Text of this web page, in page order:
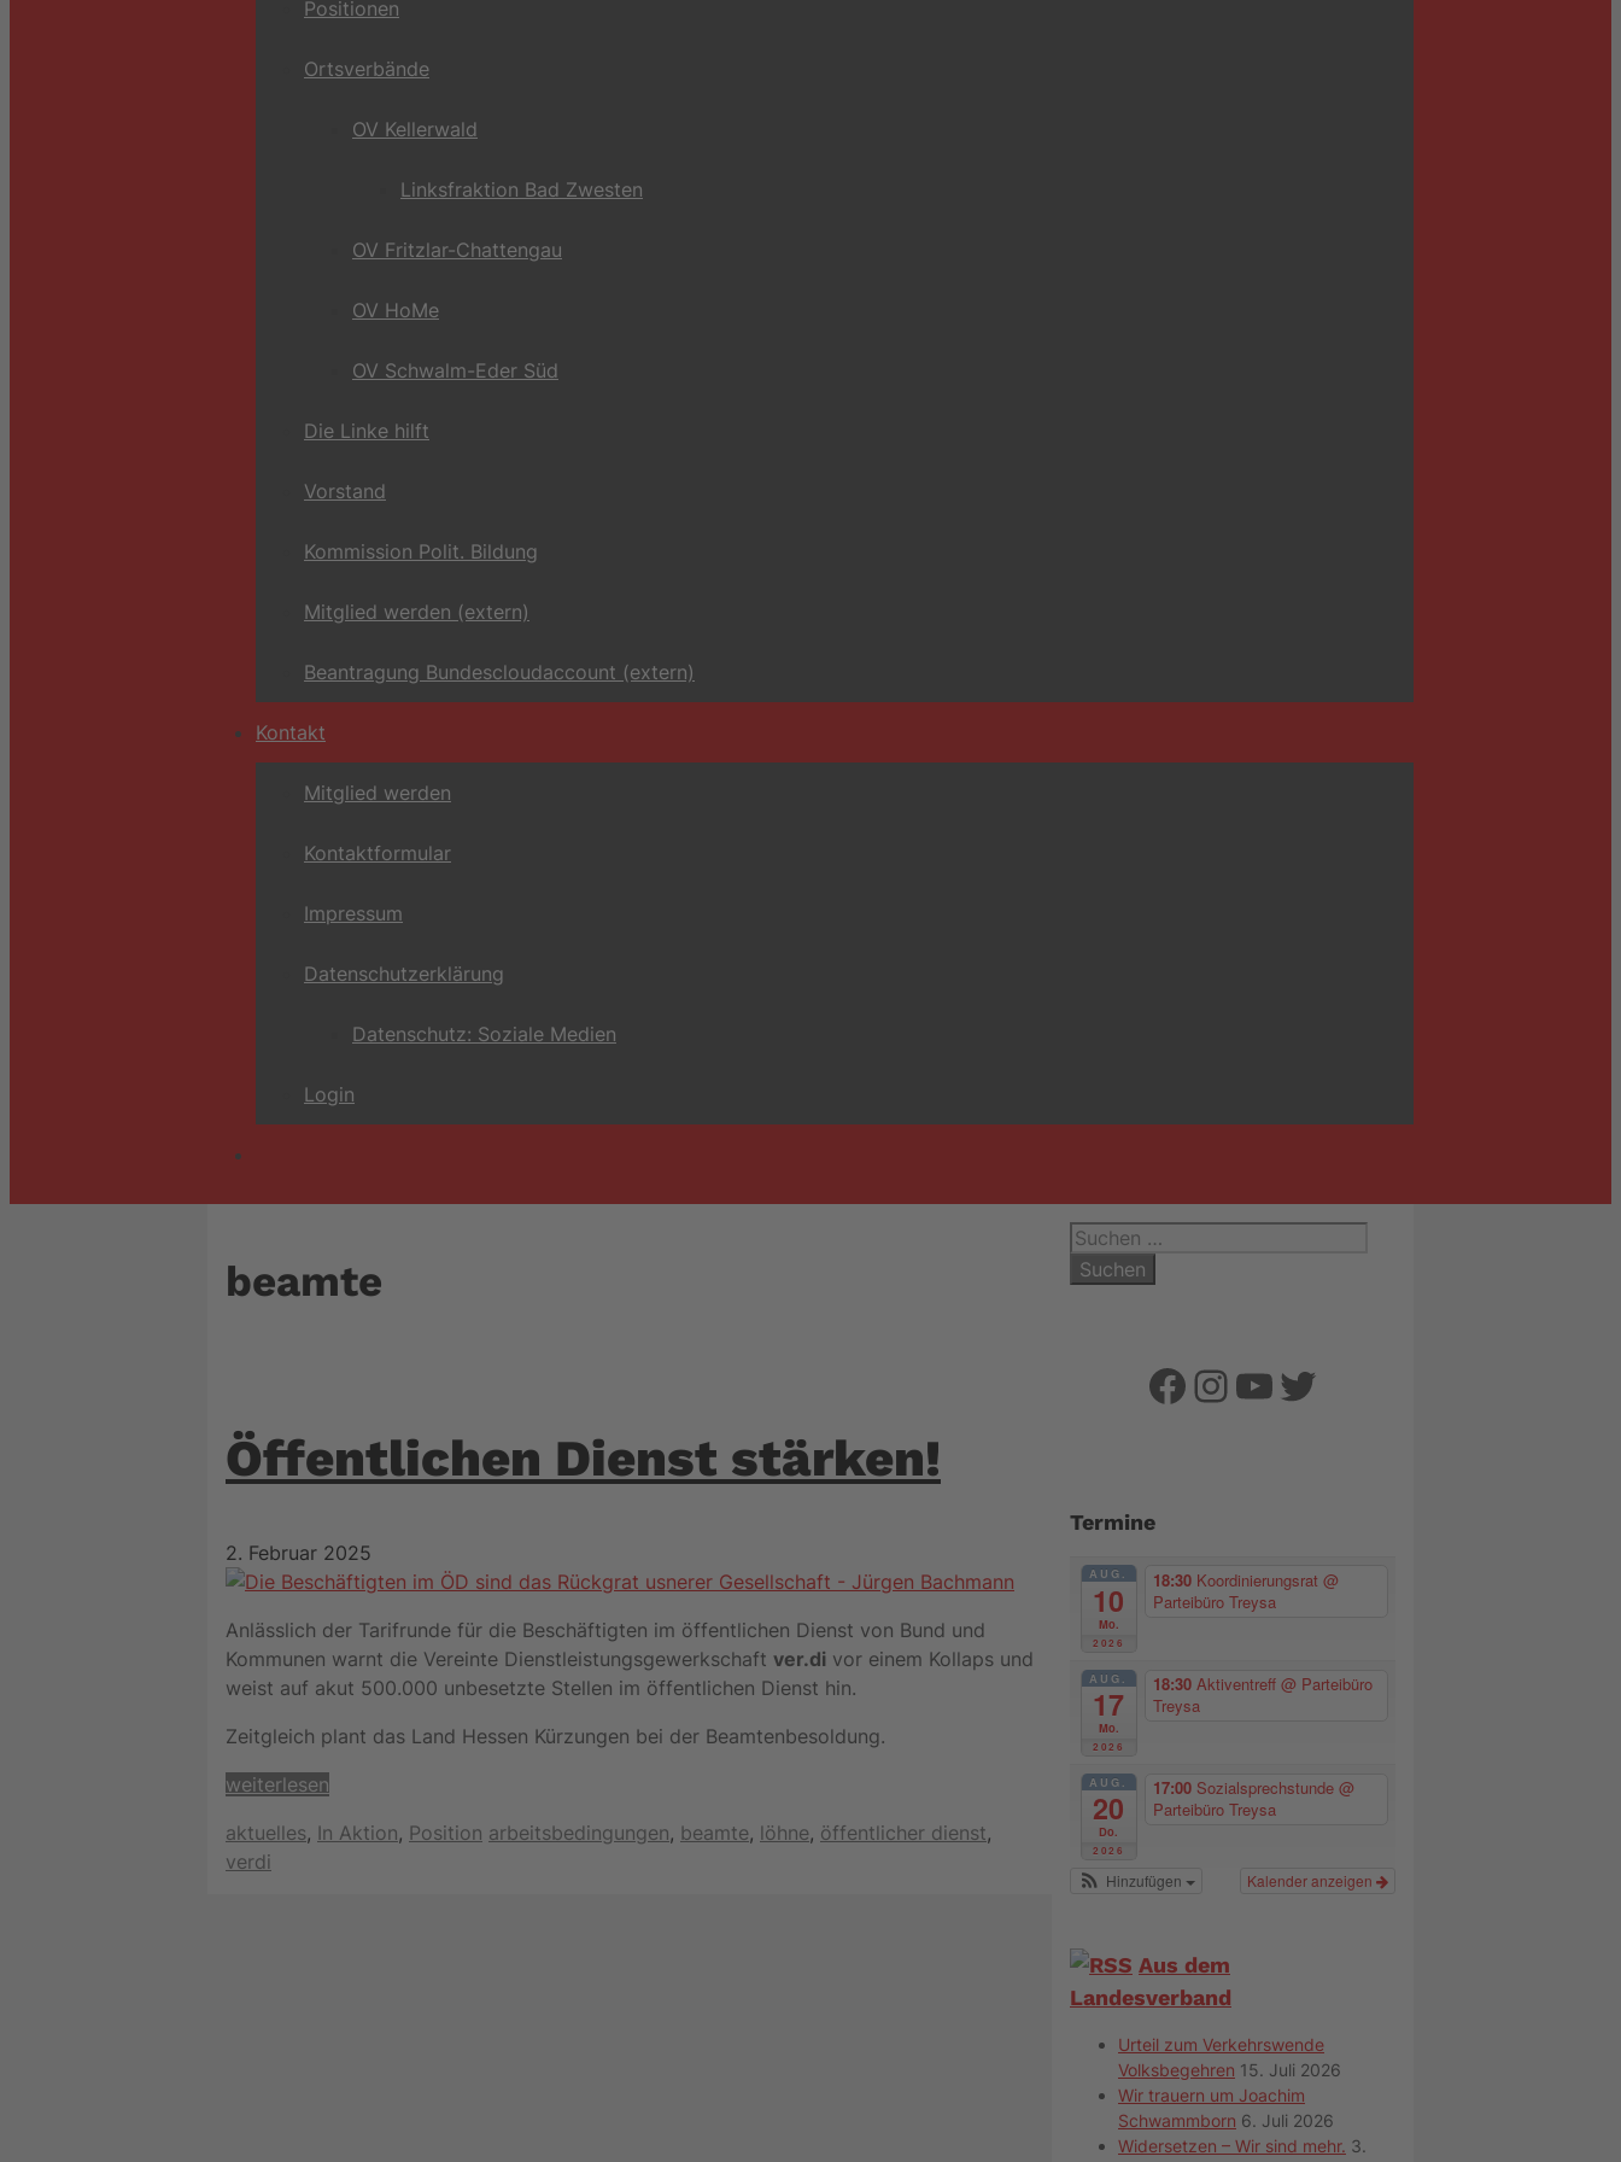
Positionen
Ortsverbände
OV Kellerwald
Linksfraktion Bad Zwesten
OV Fritzlar-Chattengau
OV HoMe
OV Schwalm-Eder Süd
Die Linke hilft
Vorstand
Kommission Polit. Bildung
Mitglied werden (extern)
Beantragung Bundescloudaccount (extern)
Kontakt
Mitglied werden
Kontaktformular
Impressum
Datenschutzerklärung
Datenschutz: Soziale Medien
Login
beamte
Öffentlichen Dienst stärken!
2. Februar 2025
Anlässlich der Tarifrunde für die Beschäftigten im öffentlichen Dienst von Bund und
Kommunen warnt die Vereinte Dienstleistungsgewerkschaft ver.di vor einem Kollaps und
weist auf akut 500.000 unbesetzte Stellen im öffentlichen Dienst hin.
Zeitgleich plant das Land Hessen Kürzungen bei der Beamtenbesoldung.
weiterlesen
Kategorien
aktuelles, In Aktion, Position Schlagwörter
arbeitsbedingungen, beamte, löhne, öffentlicher dienst,
verdi
Suchen
nach:
Facebook
Instagram
YouTube
Twitter
Termine
AUG.
10
Mo.
2026
18:30 Koordinierungsrat @
Parteibüro Treysa
AUG.
17
Mo.
2026
18:30 Aktiventreff @ Parteibüro
Treysa
AUG.
20
Do.
2026
17:00 Sozialsprechstunde @
Parteibüro Treysa
Kalender anzeigen
Hinzufügen
Aus dem
Landesverband
Urteil zum Verkehrswende
Volksbegehren 15. Juli 2026
Wir trauern um Joachim
Schwammborn 6. Juli 2026
Widersetzen – Wir sind mehr. 3.